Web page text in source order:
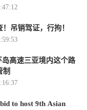
吊销驾证，行拘！
岛高速三亚境内这个路
制
to host 9th Asian